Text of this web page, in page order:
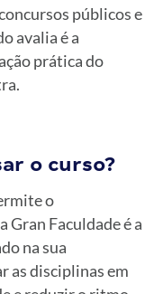
públicos e
avalia é a
prática do
o curso?
o
Gran Faculdade é a
na sua
as disciplinas em